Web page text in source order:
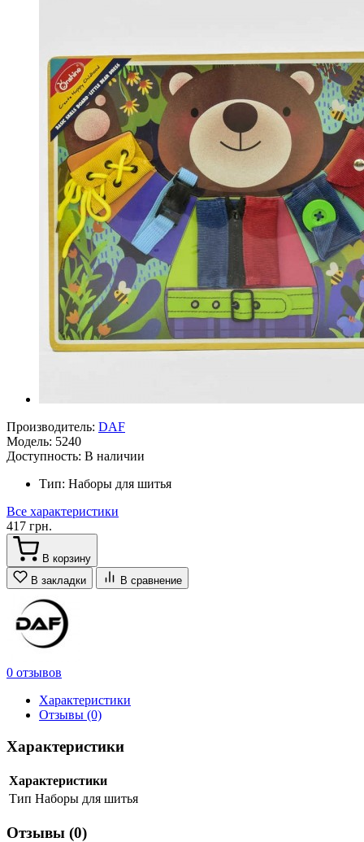
Производитель: DAF
Модель: 5240
Доступность: В наличии
Тип: Наборы для шитья
Все характеристики
417 грн.
В корзину
В закладки
В сравнение
0 отзывов
Характеристики
Отзывы (0)
Характеристики
Характеристики
Тип Наборы для шитья
Отзывы (0)